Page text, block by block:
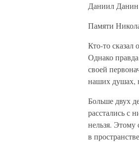
Даниил Данин
Памяти
Кто-то сказал
Однако
своей
наших душах,
Больше двух
расстались с
нельзя. Этому
в